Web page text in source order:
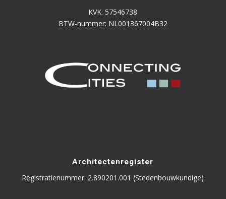
KVK: 57546738
BTW-nummer: NL001367004B32
Architectenregister
Registratienummer: 2.890201.001 (Stedenbouwkundige)